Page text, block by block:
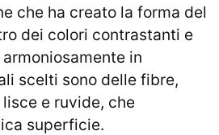
che ha creato la forma del
dei colori contrastanti e
in
scelti sono delle fibre,
e ruvide, che
superficie.